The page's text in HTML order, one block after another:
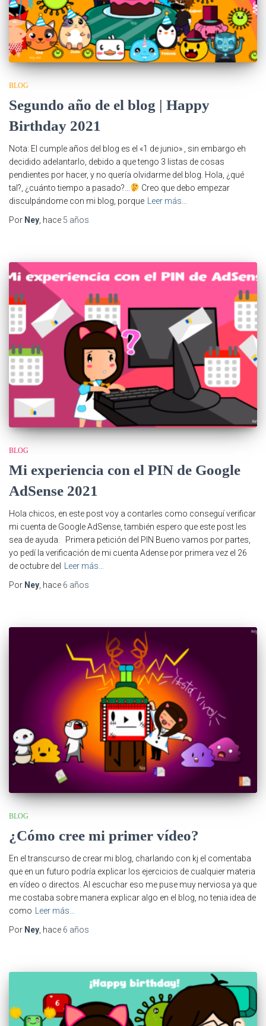
BLOG
Segundo año de el blog | Happy
Birthday 2021
Nota: El cumple años del blog es el «1 de junio» , sin embargo eh
decidido adelantarlo, debido a que tengo 3 listas de cosas
pendientes por hacer, y no quería olvidarme del blog. Hola, ¿qué
tal?, ¿cuánto tiempo a pasado?…
Creo que debo empezar
disculpándome con mi blog, porque
Leer más…
Por Ney , hace 5 años
BLOG
Mi experiencia con el PIN de Google
AdSense 2021
Hola chicos, en este post voy a contarles como conseguí verificar
mi cuenta de Google AdSense, también espero que este post les
sea de ayuda. Primera petición del PIN Bueno vamos por partes,
yo pedí la verificación de mi cuenta Adense por primera vez el 26
de octubre del Leer más…
Por Ney, hace 6 años
BLOG
¿Cómo cree mi primer vídeo?
En el transcurso de crear mi blog, charlando con kj el comentaba
que en un futuro podría explicar los ejercicios de cualquier materia
en vídeo o directos. Al escuchar eso me puse muy nerviosa ya que
me costaba sobre manera explicar algo en el blog, no tenia idea de
como
Leer más…
Por Ney , hace 6 años